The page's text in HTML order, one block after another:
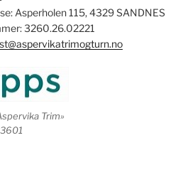
Asperholen 115, 4329 SANDNES
3260.26.02221
Trim»